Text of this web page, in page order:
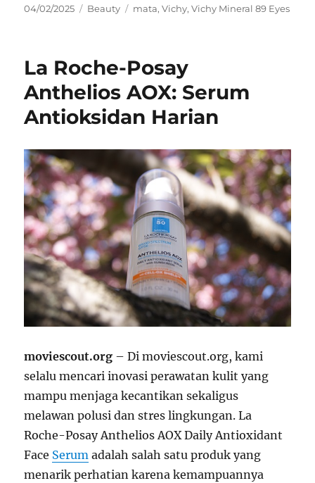
Posted
04/02/2025 Categories
Beauty Tags
mata,Vichy,Vichy Mineral 89 Eyes
La Roche-Posay
Anthelios AOX: Serum
Antioksidan Harian
moviescout.org – Di moviescout.org, kami
selalu mencari inovasi perawatan kulit yang
mampu menjaga kecantikan sekaligus
melawan polusi dan stres lingkungan. La
Roche-Posay Anthelios AOX Daily Antioxidant
Face Serum adalah salah satu produk yang
menarik perhatian karena kemampuannya